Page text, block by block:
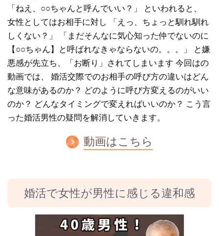
「ねえ、○○ちゃんと呼んでいい？」 といわれると、
女性としてはお相手に対し 「えっ、ちょっと馴れ馴れ
しくない？」 「まだそんなに気心知った仲でないのに
【○○ちゃん】と呼ばれなきゃならないの。。。」 と嫌
悪感が先立ち、「お断り」されてしまいます 今回はの
動画では、 婚活交際でのお相手の呼び方の違いはどん
な意味があるのか？ どのように呼び方変えるのがいい
のか？ どんなタイミングで変えればいいのか？ こう言
った婚活男性の疑問を解消していきます。
動画はこちら
婚活で女性が男性に感じる違和感